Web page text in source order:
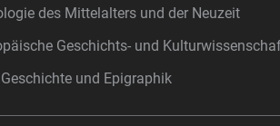
des Mittelalters und der Neuzeit
Geschichts- und
und Epigraphik